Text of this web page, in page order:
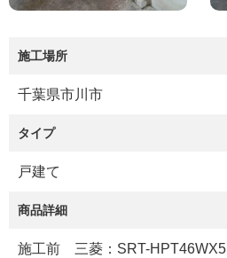
施工場所
千葉県市川市
タイプ
戸建て
商品詳細
施工前 三菱：SRT-HPT46WX5